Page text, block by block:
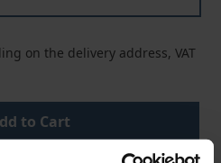
on the delivery address, VAT
to Cart